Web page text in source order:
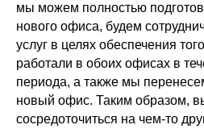
мы можем полностью
нового офиса, будем
услуг в целях обеспечения
работали в обоих офисах в
периода, а также мы
новый офис. Таким образом,
сосредоточиться на чем-то